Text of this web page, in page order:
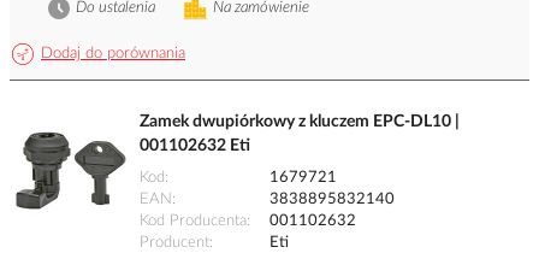
Dodaj do porównania
Na zamówienie
Do ustalenia
Zamek dwupiórkowy z kluczem EPC-DL10 |
001102632 Eti
Kod
1679721
EAN
3838895832140
Kod Producenta
001102632
Producent
Eti